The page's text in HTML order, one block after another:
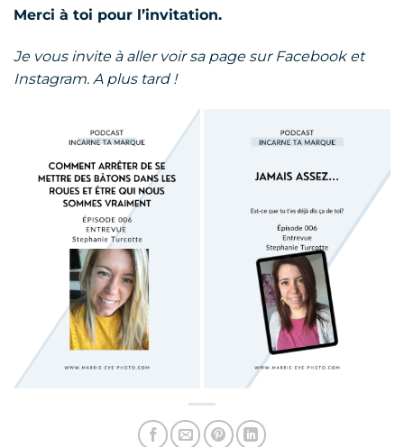
Merci à toi pour l’invitation.
Je vous invite à aller voir sa page sur Facebook et
Instagram. A plus tard !